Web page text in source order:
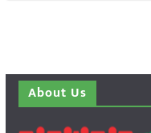
About Us